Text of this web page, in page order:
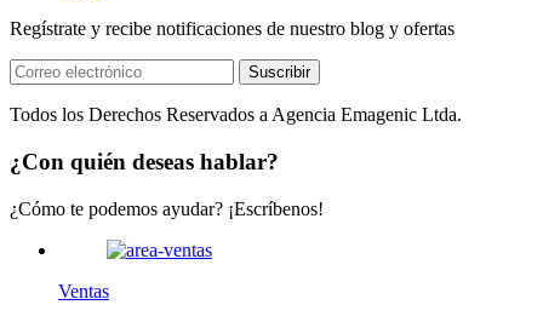
Regístrate y recibe notificaciones de nuestro blog y ofertas
Suscribir
Todos los Derechos Reservados a Agencia Emagenic Ltda.
¿Con quién deseas hablar?
¿Cómo te podemos ayudar? ¡Escríbenos!
Ventas